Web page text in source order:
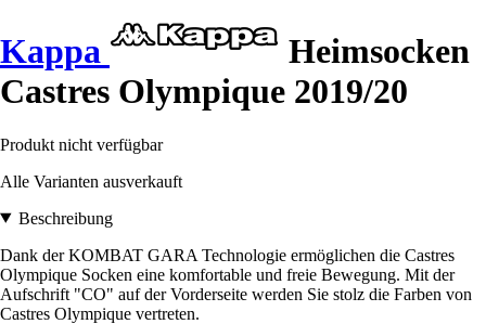
Kappa
Heimsocken
Castres Olympique 2019/20
Produkt nicht verfügbar
Alle Varianten ausverkauft
Beschreibung
Dank der KOMBAT GARA Technologie ermöglichen die Castres
Olympique Socken eine komfortable und freie Bewegung. Mit der
Aufschrift "CO" auf der Vorderseite werden Sie stolz die Farben von
Castres Olympique vertreten.